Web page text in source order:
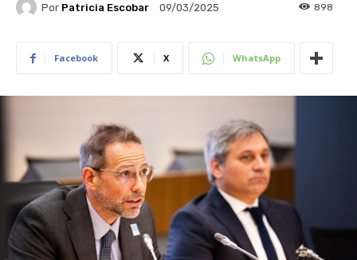
Por Patricia Escobar 09/03/2025 898
Facebook X WhatsApp